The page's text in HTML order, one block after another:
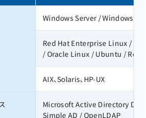
Windows Server / Windows
Red Hat Enterprise Linux /
/ Oracle Linux / Ubuntu /
AIX、Solaris、HP-UX
Microsoft Active Directory
Simple AD / OpenLDAP